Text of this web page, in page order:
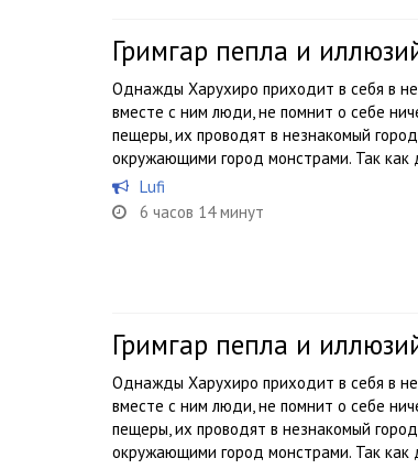
Гримгар пепла и
Однажды Харухиро приходит в себя в
вместе с ним люди, не помнит о себе
пещеры, их проводят в незнакомый
окружающими город монстрами. Так как
Lufi
6 часов 14 минут
Гримгар пепла и
Однажды Харухиро приходит в себя в
вместе с ним люди, не помнит о себе
пещеры, их проводят в незнакомый
окружающими город монстрами. Так как